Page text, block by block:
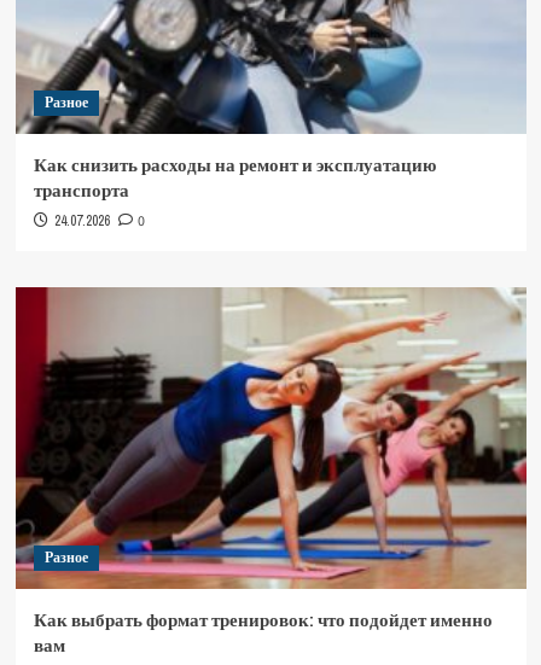
Разное
Как снизить расходы на ремонт и эксплуатацию
транспорта
24.07.2026 0
Разное
Как выбрать формат тренировок: что подойдет именно
вам